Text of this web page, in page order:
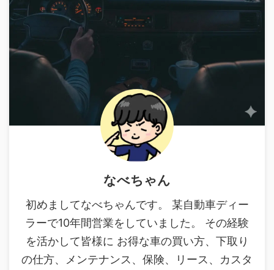
なべちゃん
初めましてなべちゃんです。 某自動車ディー
ラーで10年間営業をしていました。 その経験
を活かして皆様に お得な車の買い方、下取り
の仕方、メンテナンス、保険、リース、カスタ